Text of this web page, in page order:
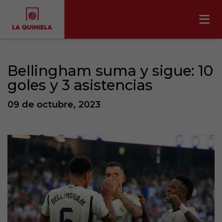
Bellingham suma y sigue: 10
goles y 3 asistencias
09 de octubre, 2023